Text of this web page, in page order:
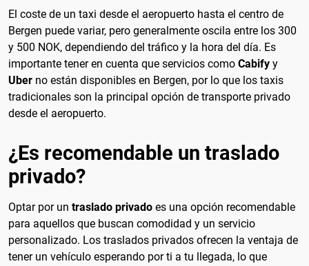
El coste de un taxi desde el aeropuerto hasta el centro de
Bergen puede variar, pero generalmente oscila entre los 300
y 500 NOK, dependiendo del tráfico y la hora del día. Es
importante tener en cuenta que servicios como Cabify y
Uber no están disponibles en Bergen, por lo que los taxis
tradicionales son la principal opción de transporte privado
desde el aeropuerto.
¿Es recomendable un traslado
privado?
Optar por un traslado privado es una opción recomendable
para aquellos que buscan comodidad y un servicio
personalizado. Los traslados privados ofrecen la ventaja de
tener un vehículo esperando por ti a tu llegada, lo que